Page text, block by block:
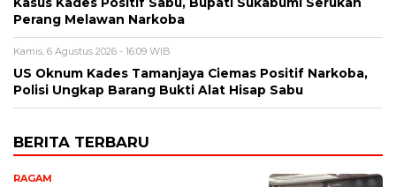
Kasus Kades Positif Sabu, Bupati Sukabumi Serukan
Perang Melawan Narkoba
Kamis, 6 Agustus 2026 - 16:09 WIB
US Oknum Kades Tamanjaya Ciemas Positif Narkoba,
Polisi Ungkap Barang Bukti Alat Hisap Sabu
BERITA TERBARU
RAGAM